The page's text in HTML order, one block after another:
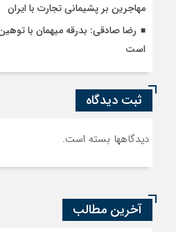
مهاجرین بر پشیمانی تجارت با ایران
رضا صادقی: بدرقه میهمان با
است
ثبت دیدگاه
دیدگاهها بسته است.
آخرین مطالب